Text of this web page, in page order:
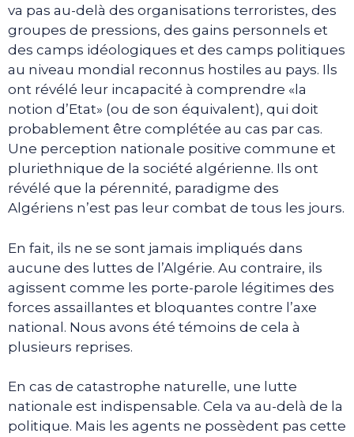
va pas au-delà des organisations terroristes, des
groupes de pressions, des gains personnels et
des camps idéologiques et des camps politiques
au niveau mondial reconnus hostiles au pays. Ils
ont révélé leur incapacité à comprendre «la
notion d’Etat» (ou de son équivalent), qui doit
probablement être complétée au cas par cas.
Une perception nationale positive commune et
pluriethnique de la société algérienne. Ils ont
révélé que la pérennité, paradigme des
Algériens n’est pas leur combat de tous les jours.
En fait, ils ne se sont jamais impliqués dans
aucune des luttes de l’Algérie. Au contraire, ils
agissent comme les porte-parole légitimes des
forces assaillantes et bloquantes contre l’axe
national. Nous avons été témoins de cela à
plusieurs reprises.
En cas de catastrophe naturelle, une lutte
nationale est indispensable. Cela va au-delà de la
politique. Mais les agents ne possèdent pas cette